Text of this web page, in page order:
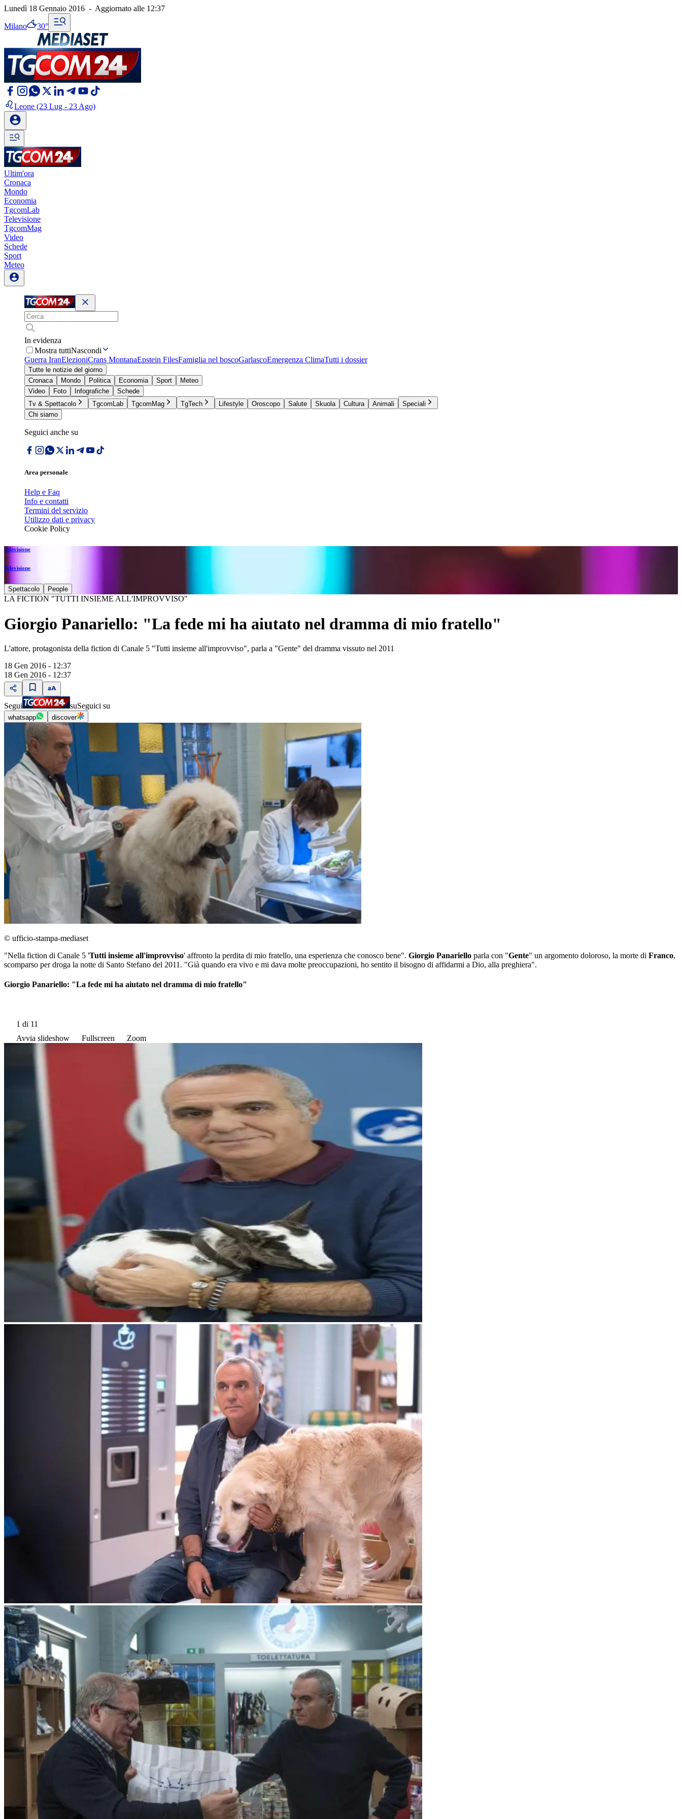
Lunedì 18 Gennaio 2016 - Aggiornato alle 12:37
Milano 30°
Leone (23 Lug - 23 Ago)
Ultim'ora
Cronaca
Mondo
Economia
TgcomLab
Televisione
TgcomMag
Video
Schede
Sport
Meteo
In evidenza
Mostra tuttiNascondi
Guerra IranElezioniCrans MontanaEpstein FilesFamiglia nel boscoGarlascoEmergenza ClimaTutti i dossier
Tutte le notizie del giorno
Cronaca
Mondo Politica Economia Sport
Meteo
Video
Foto Infografiche
Schede
Tv & Spettacolo
TgcomLab TgcomMag TgTech Lifestyle Oroscopo Salute Skuola Cultura Animali
Speciali
Chi siamo
Seguici anche su
Area personale
Help e Faq
Info e contatti
Termini del servizio
Utilizzo dati e privacy
Cookie Policy
Televisione
Televisione
Spettacolo People
LA FICTION "TUTTI INSIEME ALL'IMPROVVISO"
Giorgio Panariello: "La fede mi ha aiutato nel dramma di mio fratello"
L'attore, protagonista della fiction di Canale 5 "Tutti insieme all'improvviso", parla a "Gente" del dramma vissuto nel 2011
18 Gen 2016 - 12:37
18 Gen 2016 - 12:37
Segui suSeguici su
whatsapp discover
© ufficio-stampa-mediaset
"Nella fiction di Canale 5 'Tutti insieme all'improvviso' affronto la perdita di mio fratello, una esperienza che conosco bene". Giorgio Panariello parla con "Gente" un argomento doloroso, la morte di Franco,
scomparso per droga la notte di Santo Stefano del 2011. "Già quando era vivo e mi dava molte preoccupazioni, ho sentito il bisogno di affidarmi a Dio, alla preghiera".
Giorgio Panariello: "La fede mi ha aiutato nel dramma di mio fratello"
1 di 11
Avvia slideshow
Fullscreen Zoom